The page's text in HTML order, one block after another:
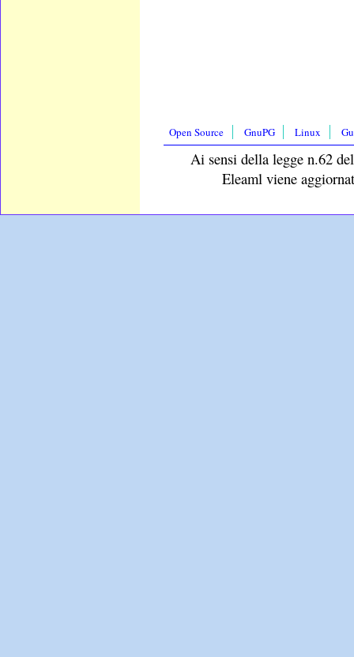
Open Source GnuPG Linux
Ai sensi della legge n.62
Eleaml viene